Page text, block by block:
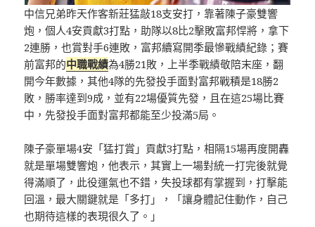
中信兄弟昨天作客新莊猛敲18支安打，靠著陳子豪雙響
炮，個人4安貢獻3打點，助隊以8比2擊敗富邦悍將，拿下
2連勝，也賞對手6連敗，富邦續寫開季最慘戰績紀錄；賽
前富邦的中職戰績為4勝21敗，上半季戰績敬陪末座，翻
開今年數據，其他4隊的先發投手面對富邦戰積是18勝2
敗，勝率達到9成，並有22場優質先發，且在這25場比賽
中，先發投手面對富邦都能至少投滿5局。
陳子豪單場4安「猛打賞」貢獻3打點，相隔15場再度開轟
就是單場雙響炮，他表示，其實上一場對統一打完後就覺
得滿順了，此役運氣也不錯，失投球都有掌握到，打擊能
回溫，最大關鍵就是「多打」，「讓身體記住動作，自己
也期待這樣的表現很久了。」